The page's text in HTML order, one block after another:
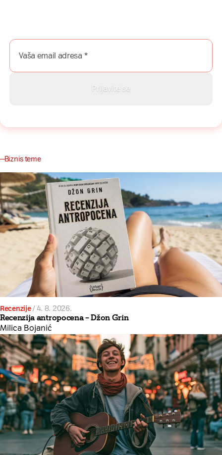
Biznis teme
Recenzije/4. 8. 2026.
Recenzija antropocena – Džon Grin
Milica Bojanić